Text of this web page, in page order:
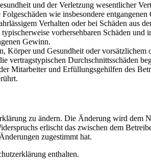
und der Verletzung wesentlicher
wie insbesondere entgangenen
Verhalten oder bei Schäden aus
vorhersehbaren Schäden
Gewinn.
und Gesundheit oder vorsätzlichem
vertragstypischen Durchschnittsschäden
Mitarbeiter und Erfüllungsgehilfen des
zu ändern. Die Änderung wird dem
erlischt das zwischen dem
zugestimmt hat.
enthalten.